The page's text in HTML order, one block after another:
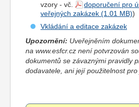
vzory - vč.
doporučení pro
veřejných zakázek
)
Vkládání a editace zakázek
Upozornění: Uveřejněním
na www.esfcr.cz není potvrzován
dokumentů se závaznými pravidly
dodavatele, ani její použitelnost pro